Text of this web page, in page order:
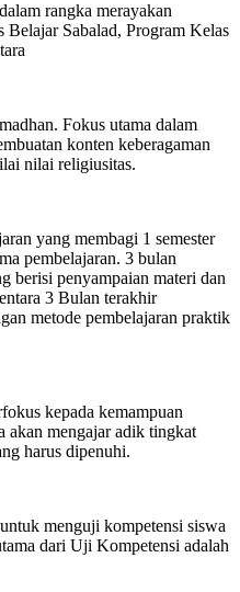
rangka merayakan
Sabalad, Program Kelas
Fokus utama dalam
konten keberagaman
nilai religiusitas.
yang membagi 1 semester
pembelajaran. 3 bulan
berisi penyampaian materi dan
3 Bulan terakhir
metode pembelajaran praktik
kepada kemampuan
akan mengajar adik tingkat
harus dipenuhi.
menguji kompetensi siswa
dari Uji Kompetensi adalah